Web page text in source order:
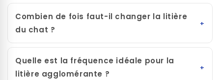
Combien de fois faut-il changer la litière
du chat ?
Quelle est la fréquence idéale pour la
litière agglomérante ?